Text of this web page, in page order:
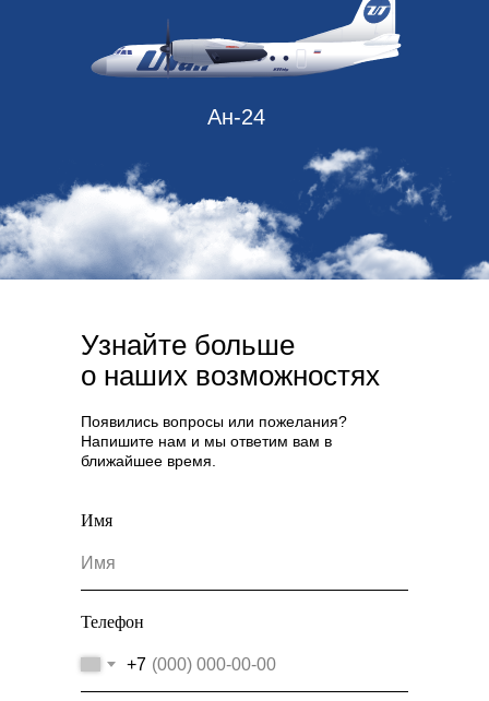
Ан-24
Имя
Телефон
+7
Появились вопросы или пожелания?
Напишите нам и мы ответим вам в
ближайшее время.
Узнайте больше
о наших возможностях